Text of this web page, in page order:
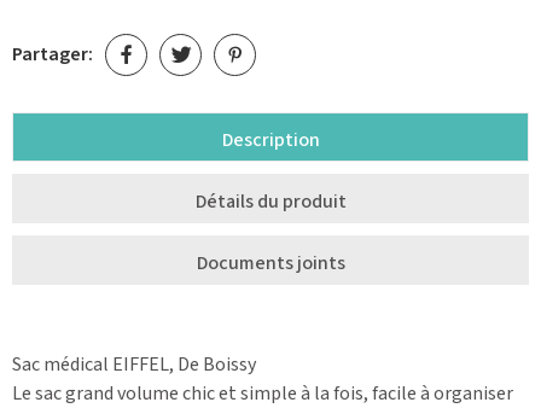
Partager:
Description
Détails du produit
Documents joints
Sac médical EIFFEL, De Boissy
Le sac grand volume chic et simple à la fois, facile à organiser